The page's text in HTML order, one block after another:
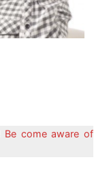
Be come aware of